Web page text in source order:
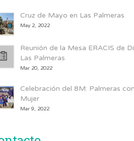
Cruz de Mayo en Las Palmeras
May 2, 2022
Reunión de la Mesa ERACIS de
Las Palmeras
Mar 20, 2022
Celebración del 8M: Palmeras
Mujer
Mar 9, 2022